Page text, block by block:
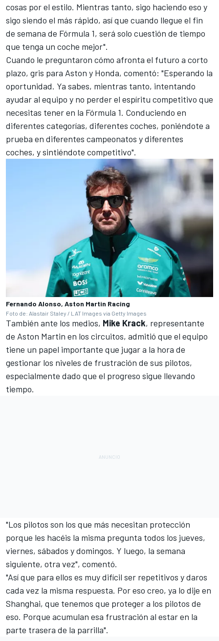
cosas por el estilo. Mientras tanto, sigo haciendo eso y
sigo siendo el más rápido, así que cuando llegue el fin
de semana de Fórmula 1, será solo cuestión de tiempo
que tenga un coche mejor".
Cuando le preguntaron cómo afronta el futuro a corto
plazo, gris para Aston y Honda, comentó: "Esperando la
oportunidad. Ya sabes, mientras tanto, intentando
ayudar al equipo y no perder el espíritu competitivo que
necesitas tener en la Fórmula 1. Conduciendo en
diferentes categorías, diferentes coches, poniéndote a
prueba en diferentes campeonatos y diferentes
coches, y sintiéndote competitivo".
Fernando Alonso, Aston Martin Racing
Foto de: Alastair Staley / LAT Images via Getty Images
También ante los medios, Mike Krack, representante
de Aston Martin en los circuitos, admitió que el equipo
tiene un papel importante que jugar a la hora de
gestionar los niveles de frustración de sus pilotos,
especialmente dado que el progreso sigue llevando
tiempo.
"Los pilotos son los que más necesitan protección
porque les hacéis la misma pregunta todos los jueves,
viernes, sábados y domingos. Y luego, la semana
siguiente, otra vez", comentó.
"Así que para ellos es muy difícil ser repetitivos y daros
cada vez la misma respuesta. Por eso creo, ya lo dije en
Shanghai, que tenemos que proteger a los pilotos de
eso. Porque acumulan esa frustración al estar en la
parte trasera de la parrilla".